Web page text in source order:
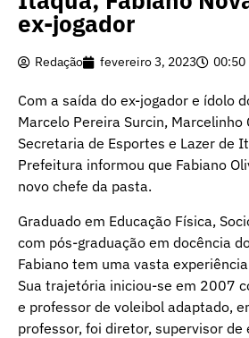
ex-jogador
Redação fevereiro 3, 2023 00:50
Com a saída do ex-jogador e ídolo
Marcelo Pereira Surcin, Marcelinho
Secretaria de Esportes e Lazer de
Prefeitura informou que Fabiano
novo chefe da pasta.
Graduado em Educação Física,
com pós-graduação em docência
Fabiano tem uma vasta
Sua trajetória iniciou-se em 2007
e professor de voleibol adaptado,
professor, foi diretor, supervisor de